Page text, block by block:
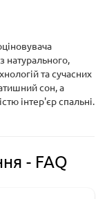
натурального,
та сучасних
сон, а
інтер'єр спальні.
- FAQ